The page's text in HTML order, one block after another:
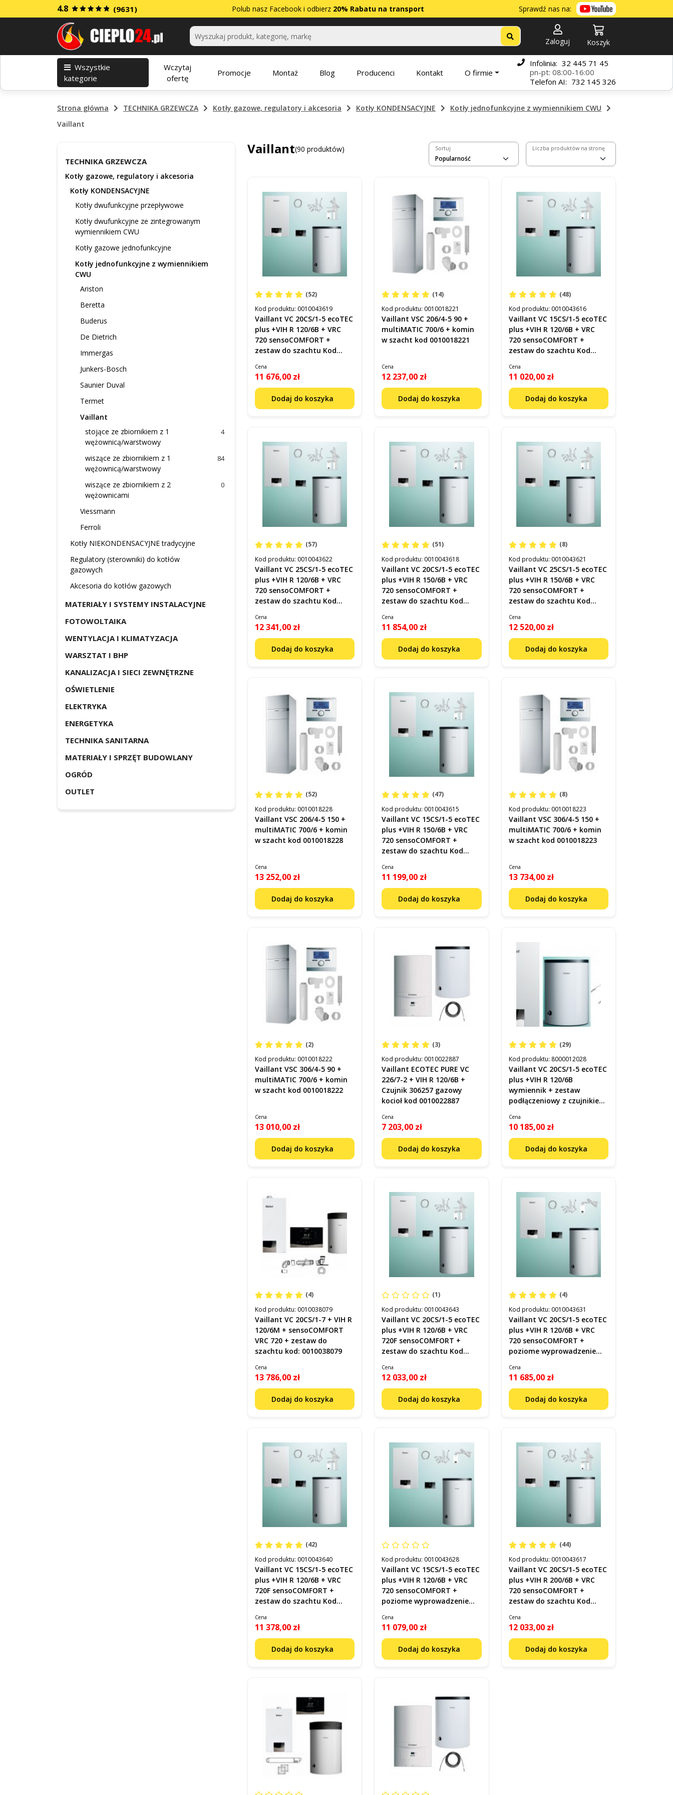
4.8 (9631) Polub nasz Facebook i odbierz 20% Rabatu na transport Sprawdź nas na:
Kategorie
Zaloguj Koszyk
Wszystkie
kategorie
Wczytaj
ofertę
Promocje Montaż Blog Producenci Kontakt O firmie
Infolinia: 32 445 71 45
pn-pt: 08:00-16:00
Telefon AI: 732 145 326
Strona główna TECHNIKA GRZEWCZA Kotły gazowe, regulatory i akcesoria Kotły KONDENSACYJNE
Kotły jednofunkcyjne z wymiennikiem CWU
Vaillant
TECHNIKA GRZEWCZA
Kotły gazowe, regulatory i akcesoria
Kotły KONDENSACYJNE
Kotły dwufunkcyjne przepływowe
Kotły dwufunkcyjne ze zintegrowanym
wymiennikiem CWU
Kotły gazowe jednofunkcyjne
Kotły jednofunkcyjne z wymiennikiem
CWU
Ariston
Beretta
Buderus
De Dietrich
Immergas
Junkers-Bosch
Saunier Duval
Termet
Vaillant
stojące ze zbiornikiem z 1
wężownicą/warstwowy
4
wiszące ze zbiornikiem z 1
wężownicą/warstwowy
84
wiszące ze zbiornikiem z 2
wężownicami
0
Viessmann
Ferroli
Kotły NIEKONDENSACYJNE tradycyjne
Regulatory (sterowniki) do kotłów
gazowych
Akcesoria do kotłów gazowych
MATERIAŁY I SYSTEMY INSTALACYJNE
FOTOWOLTAIKA
WENTYLACJA I KLIMATYZACJA
WARSZTAT I BHP
KANALIZACJA I SIECI ZEWNĘTRZNE
OŚWIETLENIE
ELEKTRYKA
ENERGETYKA
TECHNIKA SANITARNA
MATERIAŁY I SPRZĘT BUDOWLANY
OGRÓD
OUTLET
Vaillant(90 produktów) Sortuj Liczba produktów na stronę
(52)
Kod produktu: 0010043619
Vaillant VC 20CS/1-5 ecoTEC
plus +VIH R 120/6B + VRC
720 sensoCOMFORT +
zestaw do szachtu Kod
Cena
11 676,00 zł
Dodaj do koszyka
(14)
Kod produktu: 0010018221
Vaillant VSC 206/4-5 90 +
multiMATIC 700/6 + komin
w szacht kod 0010018221
Cena
12 237,00 zł
Dodaj do koszyka
(48)
Kod produktu: 0010043616
Vaillant VC 15CS/1-5 ecoTEC
plus +VIH R 120/6B + VRC
720 sensoCOMFORT +
zestaw do szachtu Kod
Cena
11 020,00 zł
Dodaj do koszyka
(57)
Kod produktu: 0010043622
Vaillant VC 25CS/1-5 ecoTEC
plus +VIH R 120/6B + VRC
720 sensoCOMFORT +
zestaw do szachtu Kod
Cena
12 341,00 zł
Dodaj do koszyka
(51)
Kod produktu: 0010043618
Vaillant VC 20CS/1-5 ecoTEC
plus +VIH R 150/6B + VRC
720 sensoCOMFORT +
zestaw do szachtu Kod
Cena
11 854,00 zł
Dodaj do koszyka
(8)
Kod produktu: 0010043621
Vaillant VC 25CS/1-5 ecoTEC
plus +VIH R 150/6B + VRC
720 sensoCOMFORT +
zestaw do szachtu Kod
Cena
12 520,00 zł
Dodaj do koszyka
(52)
Kod produktu: 0010018228
Vaillant VSC 206/4-5 150 +
multiMATIC 700/6 + komin
w szacht kod 0010018228
Cena
13 252,00 zł
Dodaj do koszyka
(47)
Kod produktu: 0010043615
Vaillant VC 15CS/1-5 ecoTEC
plus +VIH R 150/6B + VRC
720 sensoCOMFORT +
zestaw do szachtu Kod
Cena
11 199,00 zł
Dodaj do koszyka
(8)
Kod produktu: 0010018223
Vaillant VSC 306/4-5 150 +
multiMATIC 700/6 + komin
w szacht kod 0010018223
Cena
13 734,00 zł
Dodaj do koszyka
(2)
Kod produktu: 0010018222
Vaillant VSC 306/4-5 90 +
multiMATIC 700/6 + komin
w szacht kod 0010018222
Cena
13 010,00 zł
Dodaj do koszyka
(3)
Kod produktu: 0010022887
Vaillant ECOTEC PURE VC
226/7-2 + VIH R 120/6B +
Czujnik 306257 gazowy
kocioł kod 0010022887
Cena
7 203,00 zł
Dodaj do koszyka
(29)
Kod produktu: 8000012028
Vaillant VC 20CS/1-5 ecoTEC
plus +VIH R 120/6B
wymiennik + zestaw
podłączeniowy z czujnikiem
8000012028
Cena
10 185,00 zł
Dodaj do koszyka
(4)
Kod produktu: 0010038079
Vaillant VC 20CS/1-7 + VIH R
120/6M + sensoCOMFORT
VRC 720 + zestaw do
szachtu kod: 0010038079
Cena
13 786,00 zł
Dodaj do koszyka
(1)
Kod produktu: 0010043643
Vaillant VC 20CS/1-5 ecoTEC
plus +VIH R 120/6B + VRC
720F sensoCOMFORT +
zestaw do szachtu Kod
Cena
12 033,00 zł
Dodaj do koszyka
(4)
Kod produktu: 0010043631
Vaillant VC 20CS/1-5 ecoTEC
plus +VIH R 120/6B + VRC
720 sensoCOMFORT +
poziome wyprowadzenie
0010043631
Cena
11 685,00 zł
Dodaj do koszyka
(42)
Kod produktu: 0010043640
Vaillant VC 15CS/1-5 ecoTEC
plus +VIH R 120/6B + VRC
720F sensoCOMFORT +
zestaw do szachtu Kod
Cena
11 378,00 zł
Dodaj do koszyka
Kod produktu: 0010043628
Vaillant VC 15CS/1-5 ecoTEC
plus +VIH R 120/6B + VRC
720 sensoCOMFORT +
poziome wyprowadzenie
0010043628
Cena
11 079,00 zł
Dodaj do koszyka
(44)
Kod produktu: 0010043617
Vaillant VC 20CS/1-5 ecoTEC
plus +VIH R 200/6B + VRC
720 sensoCOMFORT +
zestaw do szachtu Kod
Cena
12 033,00 zł
Dodaj do koszyka